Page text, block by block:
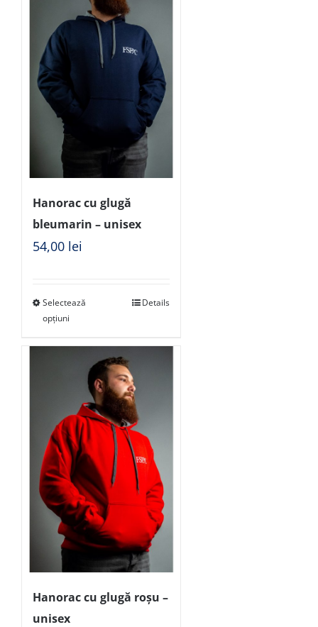
Hanorac cu glugă
bleumarin – unisex
54,00 lei
Selectează
opțiuni
Details
Hanorac cu glugă roșu –
unisex